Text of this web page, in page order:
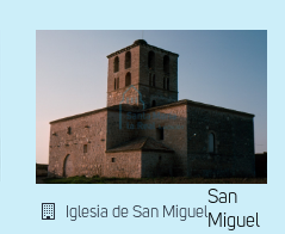
Iglesia de San Miguel
San
Miguel